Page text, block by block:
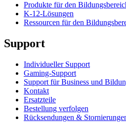
Produkte für den
K-12-Lösungen
Ressourcen für den
Support
Individueller Support
Gaming-Support
Support für Business und
Kontakt
Ersatzteile
Bestellung verfolgen
Rücksendungen &